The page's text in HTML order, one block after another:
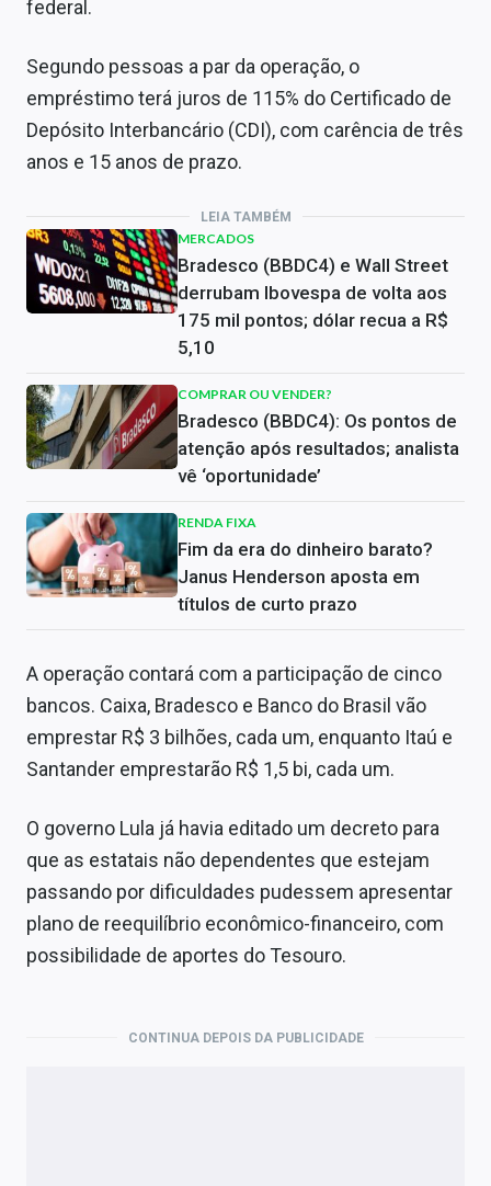
federal.
Segundo pessoas a par da operação, o
empréstimo terá juros de 115% do Certificado de
Depósito Interbancário (CDI), com carência de três
anos e 15 anos de prazo.
LEIA TAMBÉM
MERCADOS
Bradesco (BBDC4) e Wall Street
derrubam Ibovespa de volta aos
175 mil pontos; dólar recua a R$
5,10
COMPRAR OU VENDER?
Bradesco (BBDC4): Os pontos de
atenção após resultados; analista
vê ‘oportunidade’
RENDA FIXA
Fim da era do dinheiro barato?
Janus Henderson aposta em
títulos de curto prazo
A operação contará com a participação de cinco
bancos. Caixa, Bradesco e Banco do Brasil vão
emprestar R$ 3 bilhões, cada um, enquanto Itaú e
Santander emprestarão R$ 1,5 bi, cada um.
O governo Lula já havia editado um decreto para
que as estatais não dependentes que estejam
passando por dificuldades pudessem apresentar
plano de reequilíbrio econômico-financeiro, com
possibilidade de aportes do Tesouro.
CONTINUA DEPOIS DA PUBLICIDADE